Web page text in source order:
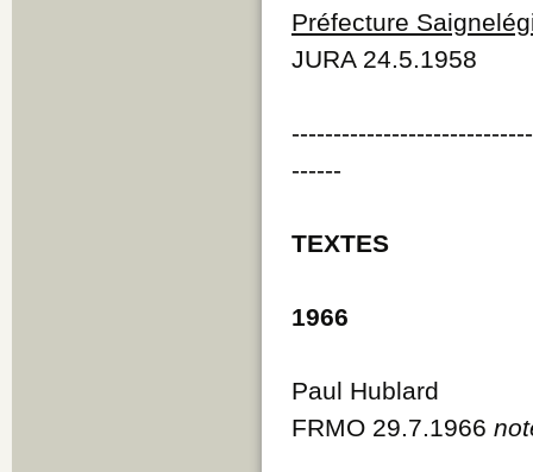
Préfecture
JURA 24.5.1958
------
TEXTES
1966
Paul Hublard
FRMO 29.7.1966